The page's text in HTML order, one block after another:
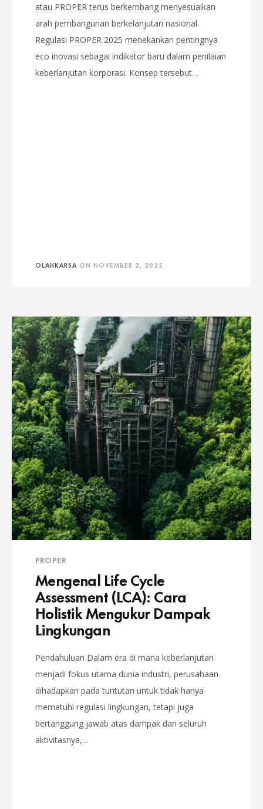
atau PROPER terus berkembang menyesuaikan
arah pembangunan berkelanjutan nasional.
Regulasi PROPER 2025 menekankan pentingnya
eco inovasi sebagai indikator baru dalam penilaian
keberlanjutan korporasi. Konsep tersebut…
OLAHKARSA ON NOVEMBER 2, 2025
PROPER
Mengenal Life Cycle
Assessment (LCA): Cara
Holistik Mengukur Dampak
Lingkungan
Pendahuluan Dalam era di mana keberlanjutan
menjadi fokus utama dunia industri, perusahaan
dihadapkan pada tuntutan untuk tidak hanya
mematuhi regulasi lingkungan, tetapi juga
bertanggung jawab atas dampak dari seluruh
aktivitasnya,…